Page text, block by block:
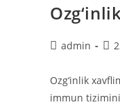
Автор
admin
Ozg‘inlik
immun